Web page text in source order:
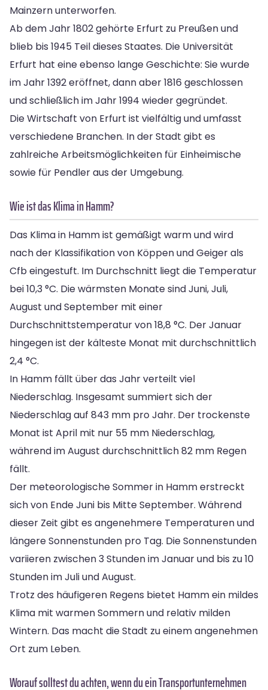
Mainzern unterworfen.
Ab dem Jahr 1802 gehörte Erfurt zu Preußen und
blieb bis 1945 Teil dieses Staates. Die Universität
Erfurt hat eine ebenso lange Geschichte: Sie wurde
im Jahr 1392 eröffnet, dann aber 1816 geschlossen
und schließlich im Jahr 1994 wieder gegründet.
Die Wirtschaft von Erfurt ist vielfältig und umfasst
verschiedene Branchen. In der Stadt gibt es
zahlreiche Arbeitsmöglichkeiten für Einheimische
sowie für Pendler aus der Umgebung.
Wie ist das Klima in Hamm?
Das Klima in Hamm ist gemäßigt warm und wird
nach der Klassifikation von Köppen und Geiger als
Cfb eingestuft. Im Durchschnitt liegt die Temperatur
bei 10,3 °C. Die wärmsten Monate sind Juni, Juli,
August und September mit einer
Durchschnittstemperatur von 18,8 °C. Der Januar
hingegen ist der kälteste Monat mit durchschnittlich
2,4 °C.
In Hamm fällt über das Jahr verteilt viel
Niederschlag. Insgesamt summiert sich der
Niederschlag auf 843 mm pro Jahr. Der trockenste
Monat ist April mit nur 55 mm Niederschlag,
während im August durchschnittlich 82 mm Regen
fällt.
Der meteorologische Sommer in Hamm erstreckt
sich von Ende Juni bis Mitte September. Während
dieser Zeit gibt es angenehmere Temperaturen und
längere Sonnenstunden pro Tag. Die Sonnenstunden
variieren zwischen 3 Stunden im Januar und bis zu 10
Stunden im Juli und August.
Trotz des häufigeren Regens bietet Hamm ein mildes
Klima mit warmen Sommern und relativ milden
Wintern. Das macht die Stadt zu einem angenehmen
Ort zum Leben.
Worauf solltest du achten, wenn du ein Transportunternehmen